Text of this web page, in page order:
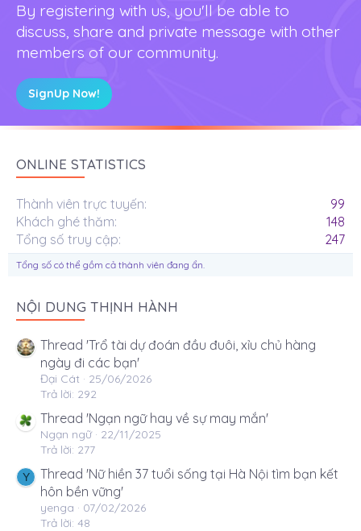
By registering with us, you'll be able to
discuss, share and private message with other
members of our community.
SignUp Now!
ONLINE STATISTICS
Thành viên trực tuyến
99
Khách ghé thăm
148
Tổng số truy cập
247
Tổng số có thể gồm cả thành viên đang ẩn.
NỘI DUNG THỊNH HÀNH
Thread 'Trổ tài dự đoán đầu đuôi, xỉu chủ hàng
ngày đi các bạn'
Đại Cát
25/06/2026
Trả lời: 292
Thread 'Ngạn ngữ hay về sự may mắn'
Ngạn ngữ
22/11/2025
Trả lời: 277
Y
Thread 'Nữ hiền 37 tuổi sống tại Hà Nội tìm bạn kết
hôn bền vững'
yenga
07/02/2026
Trả lời: 48